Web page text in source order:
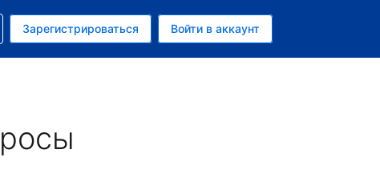
рубль
Зарегистрироваться Войти в аккаунт